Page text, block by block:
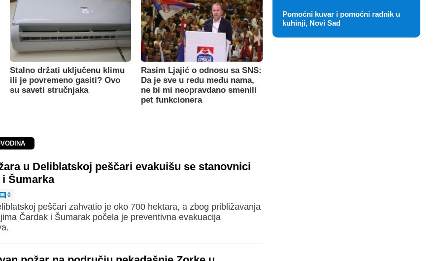
Stalno držati uključenu klimu
ili je povremeno gasiti? Ovo
su saveti stručnjaka
Rasim Ljajić o odnosu sa SNS:
Da je sve u redu među nama,
ne bi mi neopravdano smenili
pet funkcionera
u Deliblatskoj peščari evakuišu se stanovnici
i Šumarka
0
peščari zahvatio je oko 700 hektara, a zbog približavanja
Čardak i Šumarak počela je preventivna evakuacija
Pomoćni kuvar i pomoćni radnik u
kuhinji, Novi Sad